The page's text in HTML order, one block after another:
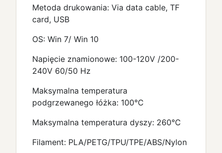
Metoda drukowania: Via data cable, TF
card, USB
OS: Win 7/ Win 10
Napięcie znamionowe: 100-120V /200-
240V 60/50 Hz
Maksymalna temperatura
podgrzewanego łóżka: 100℃
Maksymalna temperatura dyszy: 260℃
Filament: PLA/PETG/TPU/TPE/ABS/Nylon